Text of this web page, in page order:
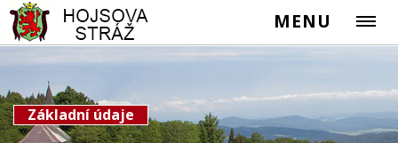
MENU
Základní údaje